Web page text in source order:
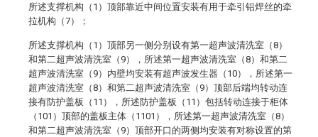
所述支撑机构（1）顶部靠近中间位置安装有用于牵引铝焊丝的牵
拉机构（7）；
所述支撑机构（1）顶部另一侧分别设有第一超声波清洗室（8）
和第二超声波清洗室（9），所述第一超声波清洗室（8）和第二
超声波清洗室（9）内壁均安装有超声波发生器（10），所述第一
超声波清洗室（8）和第二超声波清洗室（9）顶部后端均转动连
接有防护盖板（11），所述防护盖板（11）包括转动连接于柜体
（101）顶部的盖板主体（1101），所述第一超声波清洗室（8）
和第二超声波清洗室（9）顶部开口的两侧均安装有对称设置的第